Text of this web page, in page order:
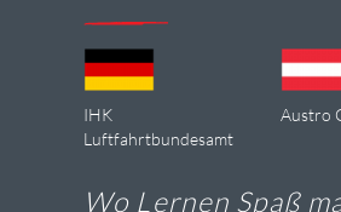
IHK
Luftfahrtbundesamt
Austro
Wo Lernen Spaß